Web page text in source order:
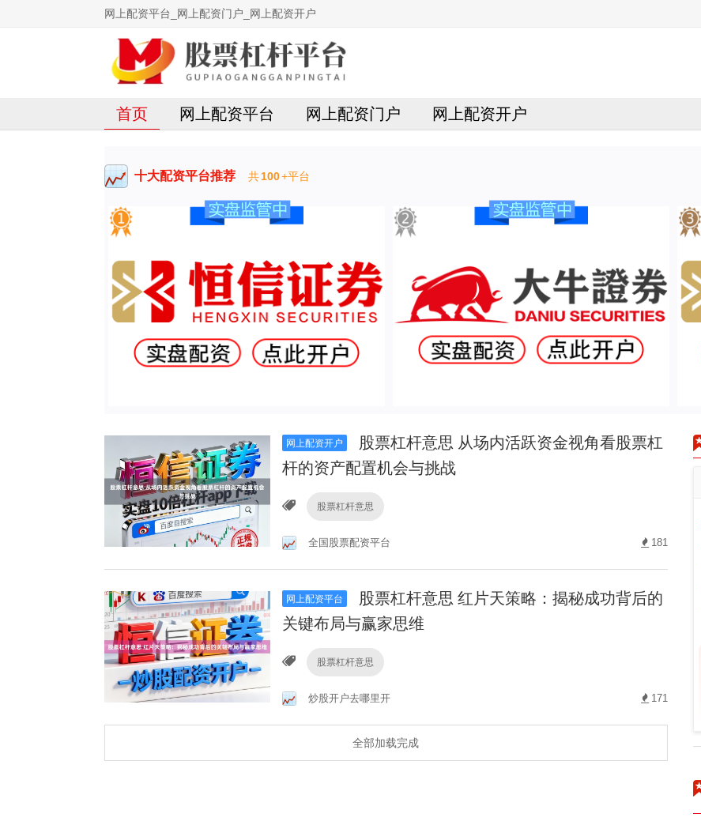
网上配资平台_网上配资门户_网上配资开户
首页 网上配资平台 网上配资门户 网上配资开户
十大配资平台推荐 共100+平台
网上配资开户
股票杠杆意思 从场内活跃资金视角看股票杠
杆的资产配置机会与挑战
股票杠杆意思
全国股票配资平台 181
网上配资平台
股票杠杆意思 红片天策略：揭秘成功背后的
关键布局与赢家思维
股票杠杆意思
炒股开户去哪里开 171
全部加载完成